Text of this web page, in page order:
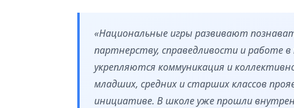
«Национальные игры развивают
партнерству, справедливости и работе в
укрепляются коммуникация и
младших, средних и старших классов
инициативе. В школе уже прошли